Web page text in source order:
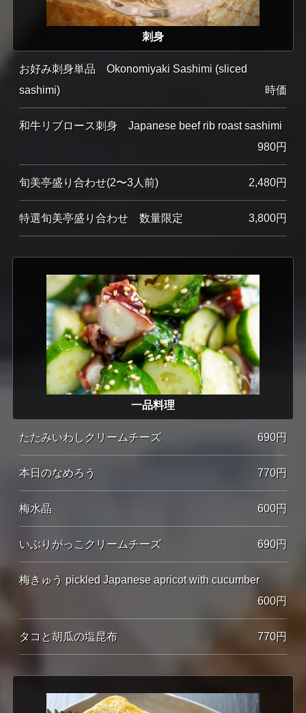
刺身
お好み刺身単品 Okonomiyaki Sashimi (sliced
sashimi)
時価
和牛リブロース刺身 Japanese beef rib roast sashimi
980円
旬美亭盛り合わせ(2〜3人前) 2,480円
特選旬美亭盛り合わせ 数量限定 3,800円
一品料理
たたみいわしクリームチーズ 690円
本日のなめろう 770円
梅水晶 600円
いぶりがっこクリームチーズ 690円
梅きゅう pickled Japanese apricot with cucumber
600円
タコと胡瓜の塩昆布 770円